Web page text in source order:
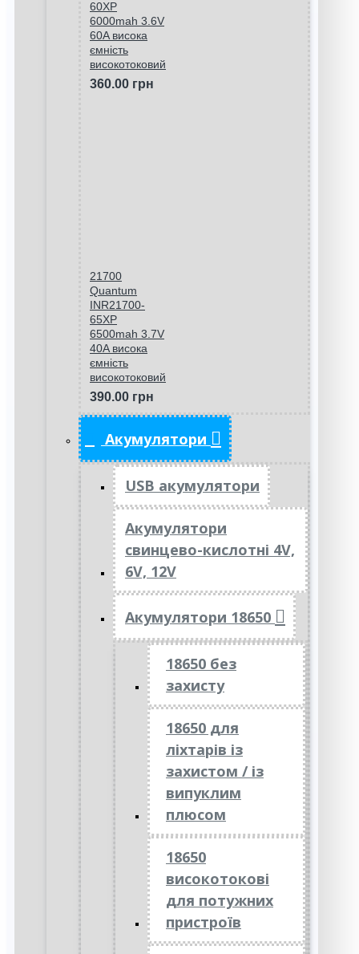
60XP
6000mah 3.6V
60A висока
ємність
високотоковий
360.00 грн
21700
Quantum
INR21700-
65XP
6500mah 3.7V
40A висока
ємність
високотоковий
390.00 грн
Акумулятори
USB акумулятори
Акумулятори
свинцево-кислотні 4V,
6V, 12V
Акумулятори 18650
18650 без
захисту
18650 для
ліхтарів із
захистом / із
випуклим
плюсом
18650
високотокові
для потужних
пристроїв